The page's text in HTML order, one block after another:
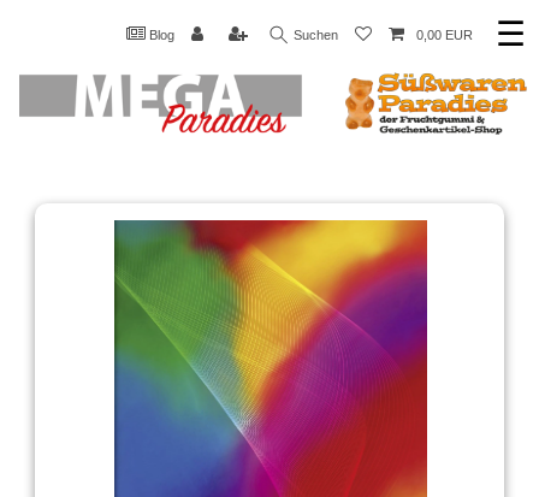
Blog Suchen 0,00 EUR ☰